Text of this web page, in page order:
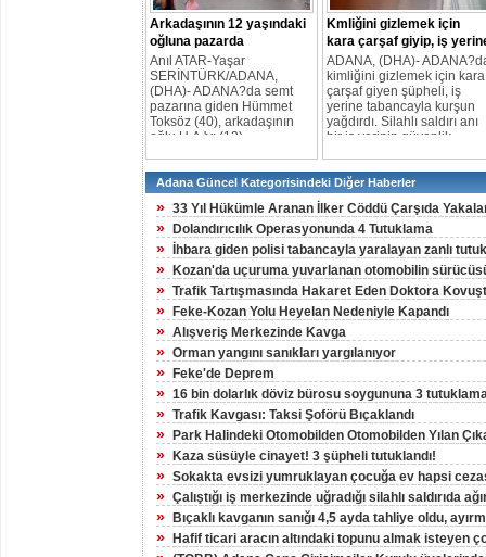
Arkadaşının 12 yaşındaki
oğluna pazarda
yankesicilik yaptırdı
Anıl ATAR-Yaşar
SERİNTÜRK/ADANA,
(DHA)- ADANA?da semt
pazarına giden Hümmet
Toksöz (40), arkadaşının
oğlu U.A.'yı (12)
arabasındaki cep telefonu
ile 140 avroyu yankesicilik
yöntemiyle çaldırdı.
Kmliğini gizlemek için
kara çarşaf giyip, iş
kurşun yağdırdı
ADANA, (DHA)-
kimliğini gizlemek için kara
çarşaf giyen şüpheli, iş
yerine tabancayla kurşun
yağdırdı. Silahlı saldırı anı
bir iş yerinin güvenlik
Adana Güncel Kategorisindeki Diğer Haberler
» 33 Yıl Hükümle Aranan İlker Cöddü Çarşıda
» Dolandırıcılık Operasyonunda 4 Tutuklama
» İhbara giden polisi tabancayla yaralayan zanlı
» Kozan'da uçuruma yuvarlanan otomobilin
» Trafik Tartışmasında Hakaret Eden Doktora
» Feke-Kozan Yolu Heyelan Nedeniyle Kapandı
» Alışveriş Merkezinde Kavga
» Orman yangını sanıkları yargılanıyor
» Feke'de Deprem
» 16 bin dolarlık döviz bürosu soygununa 3
» Trafik Kavgası: Taksi Şoförü Bıçaklandı
» Park Halindeki Otomobilden Otomobilden Yılan
» Kaza süsüyle cinayet! 3 şüpheli tutuklandı!
» Sokakta evsizi yumruklayan çocuğa ev hapsi
» Çalıştığı iş merkezinde uğradığı silahlı saldırıda
» Bıçaklı kavganın sanığı 4,5 ayda tahliye oldu,
» Hafif ticari aracın altındaki topunu almak isteyen